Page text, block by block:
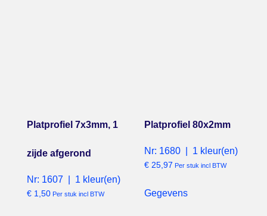
Platprofiel 7x3mm, 1
zijde afgerond
Nr: 1607 | 1 kleur(en)
€ 1,50 Per stuk incl BTW
Platprofiel 80x2mm
Nr: 1680 | 1 kleur(en)
€25,97 Per stuk incl BTW
Gegevens